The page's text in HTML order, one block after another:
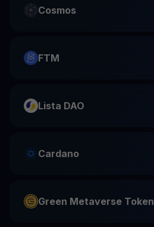
Cosmos
FTM
Lista DAO
Cardano
Green Metaverse Token